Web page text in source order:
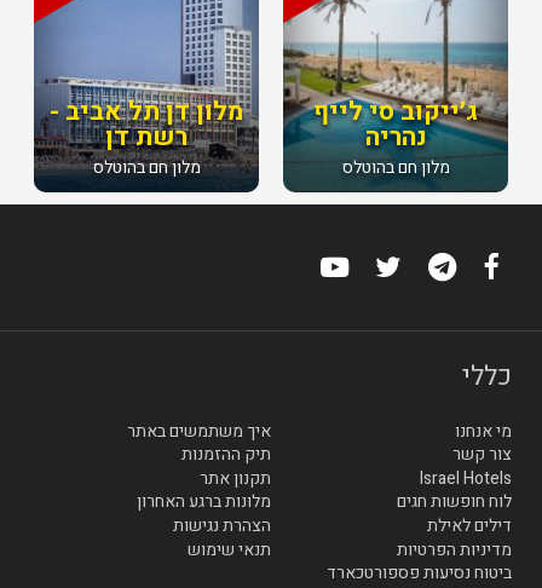
מלון דן תל אביב -
רשת דן
מלון חם בהוטלס
ג׳ייקוב סי לייף
נהריה
מלון חם בהוטלס
כללי
מי אנחנו
איך משתמשים באתר
צור קשר
תיק ההזמנות
Israel Hotels
תקנון אתר
לוח חופשות חגים
מלונות ברגע האחרון
דילים לאילת
הצהרת נגישות
מדיניות הפרטיות
תנאי שימוש
ביטוח נסיעות פספורטכארד